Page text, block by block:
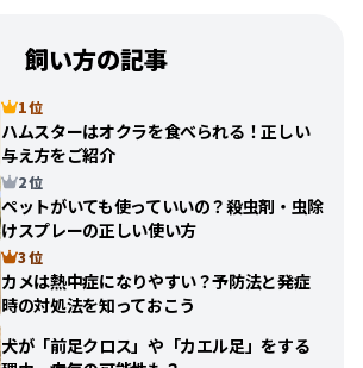
飼い方の記事
1 位
ハムスターはオクラを食べられる！正しい
与え方をご紹介
2 位
ペットがいても使っていいの？殺虫剤・虫除
けスプレーの正しい使い方
3 位
カメは熱中症になりやすい？予防法と発症
時の対処法を知っておこう
犬が「前足クロス」や「カエル足」をする